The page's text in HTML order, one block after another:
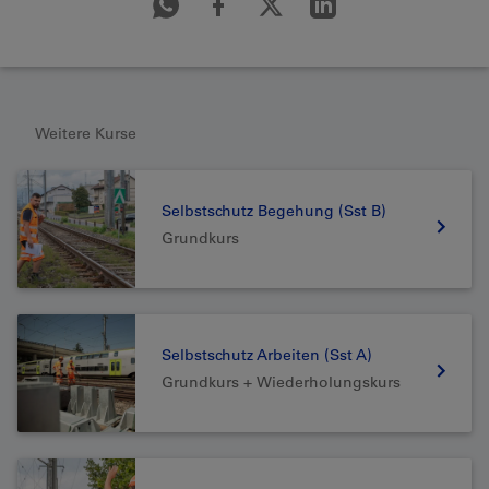
Weitere Kurse
Selbstschutz Begehung (Sst B)
Grundkurs
Selbstschutz Arbeiten (Sst A)
Grundkurs + Wiederholungskurs